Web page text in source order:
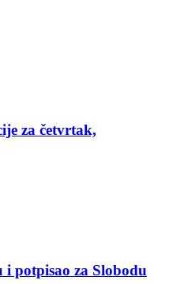
za četvrtak,
i potpisao za Slobodu